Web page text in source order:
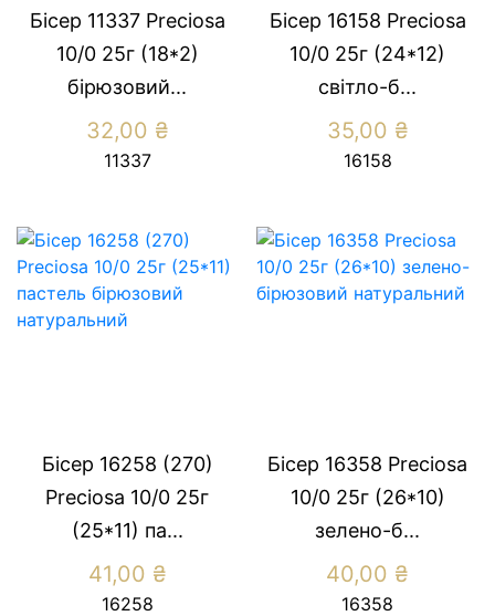
Бісер 11337 Preсiosa
10/0 25г (18*2)
бiрюзовий...
32,00 ₴
11337
Бісер 16158 Preсiosa
10/0 25г (24*12)
свiтло-б...
35,00 ₴
16158
Бісер 16258 (270)
Preсiosa 10/0 25г
(25*11) па...
41,00 ₴
16258
Бісер 16358 Preсiosa
10/0 25г (26*10)
зелено-б...
40,00 ₴
16358